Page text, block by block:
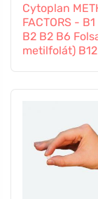
Cytoplan
FACTORS -
B2 B2 B6
metilfolát)